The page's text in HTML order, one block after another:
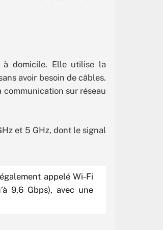
domicile. Elle utilise la
avoir besoin de câbles.
communication sur réseau
et 5 GHz, dont le signal
appelé Wi-Fi
9,6 Gbps), avec une